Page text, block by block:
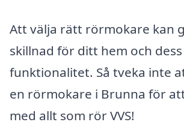
Att välja rätt rörmokare kan
skillnad för ditt hem och dess
funktionalitet. Så tveka inte
en rörmokare i Brunna för
med allt som rör VVS!